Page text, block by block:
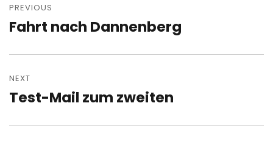
navigation
PREVIOUS
Previous
Fahrt nach Dannenberg
NEXT
Next
Test-Mail zum zweiten